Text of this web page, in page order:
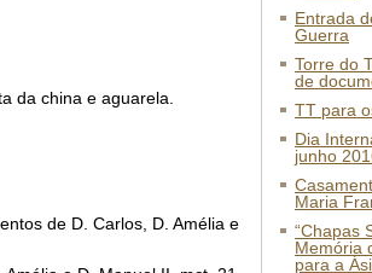
da china e aguarela.
de D. Carlos, D. Amélia e
Entrada
Guerra
Torre do
de
TT para
Dia
junho
Maria
“Chapas
Memória
para a